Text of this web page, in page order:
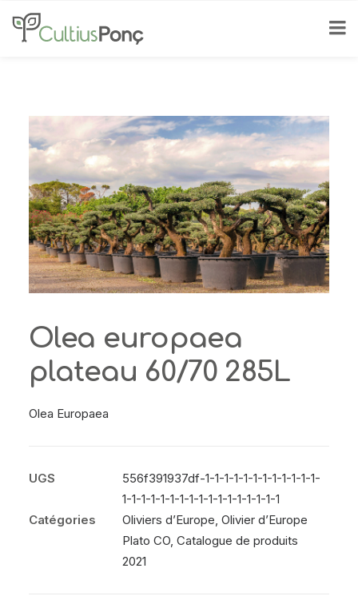
Olea europaea
plateau 60/70 285L
Olea Europaea
UGS
556f391937df-1-1-1-1-1-1-1-1-1-1-1-1-
1-1-1-1-1-1-1-1-1-1-1-1-1-1-1-1-1
Catégories
Oliviers d’Europe, Olivier d’Europe
Plato CO, Catalogue de produits
2021